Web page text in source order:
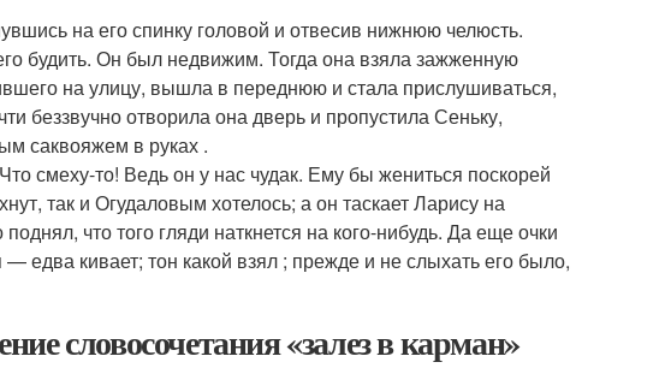
на его спинку головой и отвесив нижнюю челюсть.
будить. Он был недвижим. Тогда она взяла зажженную
на улицу, вышла в переднюю и стала прислушиваться,
беззвучно отворила она дверь и пропустила Сеньку,
саквояжем в руках .
смеху-то! Ведь он у нас чудак. Ему бы жениться поскорей
так и Огудаловым хотелось; а он таскает Ларису на
что того гляди наткнется на кого-нибудь. Да еще очки
едва кивает; тон какой взял ; прежде и не слыхать его было,
словосочетания «залез в карман»